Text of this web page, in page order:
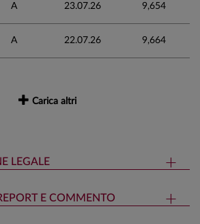
A 23.07.26 9,654
A 22.07.26 9,664
Carica altri
LEGALE
E COMMENTO